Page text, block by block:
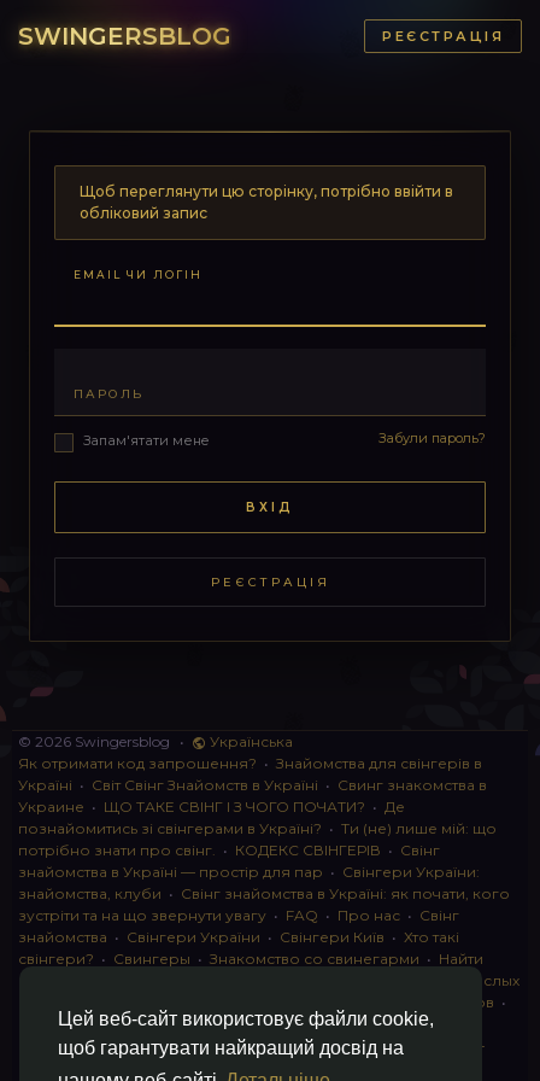
Цей веб-сайт використовує файли cookie,
щоб гарантувати найкращий досвід на
SWINGERSBLOG РЕЄСТРАЦІЯ
Щоб переглянути цю сторінку, потрібно ввійти в
обліковий запис
EMAIL ЧИ ЛОГІН
ПАРОЛЬ
Запам'ятати мене Забули пароль?
ВХІД
РЕЄСТРАЦІЯ
© 2026 Swingersblog •
Українська
Як отримати код запрошення? • Знайомства для свінгерів в
Україні • Світ Свінг Знайомств в Україні • Свинг знакомства в
Украине • ЩО ТАКЕ СВІНГ І З ЧОГО ПОЧАТИ? • Де
познайомитись зі свінгерами в Україні? • Ти (не) лише мій: що
потрібно знати про свінг. • КОДЕКС СВІНГЕРІВ • Свінг
знайомства в Україні — простір для пар • Свінгери України:
знайомства, клуби • Свінг знайомства в Україні: як почати, кого
зустріти та на що звернути увагу • FAQ • Про нас • Свінг
знайомства • Свінгери України • Свінгери Київ • Хто такі
свінгери? • Свингеры • Знакомство со свинегарми • Найти
instagram для взрослых
Клуб свингеров •
Конфіденційність• Правила• Партнерська програма
Свингеры •Свинг-пати•О свингерах откровенно
Свинг-
клуб: что это и как работает